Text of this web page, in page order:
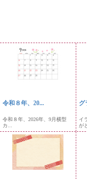
令和８年、20...
令和８年、2026年、9月横型
カ...
グ
イ
が